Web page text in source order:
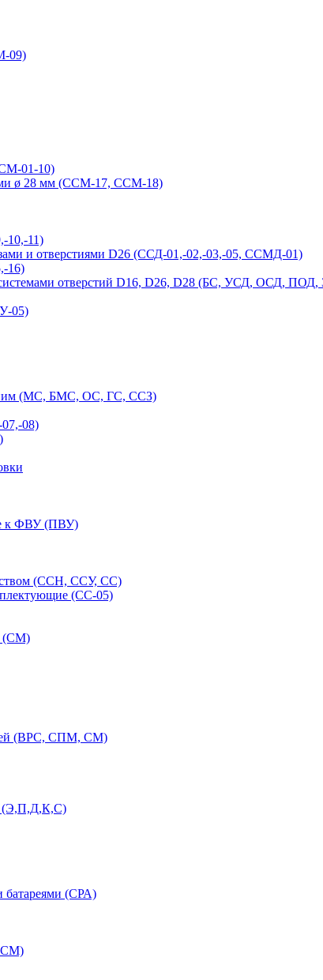
09)
01-10)
ø 28 мм (ССМ-17, ССМ-18)
10,-11)
и отверстиями D26 (ССД-01,-02,-03,-05, ССМД-01)
16)
системами отверстий D16, D26, D28 (БС, УСД, ОСД,
05)
ним (МС, БМС, ОС, ГС, ССЗ)
08)
к ФВУ (ПВУ)
(ССН, ССУ, СС)
(СС-05)
(СМ)
(ВРС, СПМ, СМ)
(Э,П,Д,К,С)
батареями (СРА)